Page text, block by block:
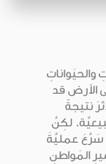
والحيَواناتِ
الأرض قد
نتيجةً
لكِنَّ
الأخيرة، سَرَّعَ عمليَّةَ
مَرَّةٍ بتدميرِ المَواطنِ